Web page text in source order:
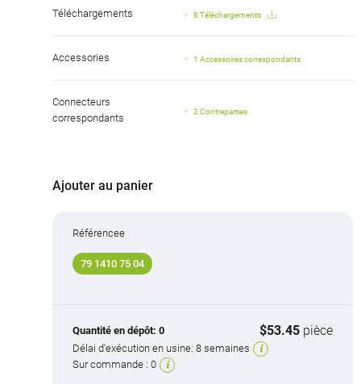
Téléchargements 8 Téléchargements
Accessories 1 Accessoires correspondants
Connecteurs
correspondants
2 Contreparties
Ajouter au panier
Référencee
79 1410 75 04
Quantité en dépôt: 0 $53.45 pièce
Délai d'exécution en usine: 8 semaines
Sur commande : 0